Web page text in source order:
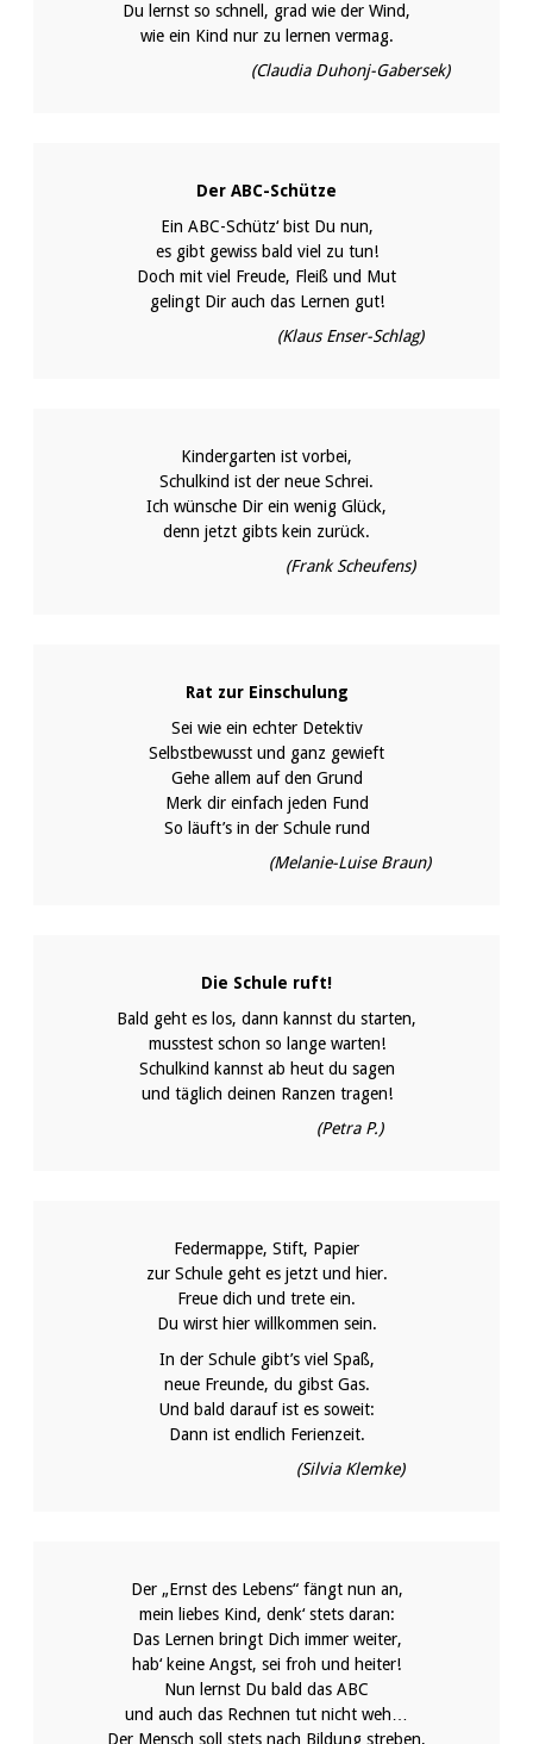
Du lernst so schnell, grad wie der Wind,
wie ein Kind nur zu lernen vermag.
(Claudia Duhonj-Gabersek)
Der ABC-Schütze
Ein ABC-Schütz‘ bist Du nun,
es gibt gewiss bald viel zu tun!
Doch mit viel Freude, Fleiß und Mut
gelingt Dir auch das Lernen gut!
(Klaus Enser-Schlag)
Kindergarten ist vorbei,
Schulkind ist der neue Schrei.
Ich wünsche Dir ein wenig Glück,
denn jetzt gibts kein zurück.
(Frank Scheufens)
Rat zur Einschulung
Sei wie ein echter Detektiv
Selbstbewusst und ganz gewieft
Gehe allem auf den Grund
Merk dir einfach jeden Fund
So läuft’s in der Schule rund
(Melanie-Luise Braun)
Die Schule ruft!
Bald geht es los, dann kannst du starten,
musstest schon so lange warten!
Schulkind kannst ab heut du sagen
und täglich deinen Ranzen tragen!
(Petra P.)
Federmappe, Stift, Papier
zur Schule geht es jetzt und hier.
Freue dich und trete ein.
Du wirst hier willkommen sein.
In der Schule gibt’s viel Spaß,
neue Freunde, du gibst Gas.
Und bald darauf ist es soweit:
Dann ist endlich Ferienzeit.
(Silvia Klemke)
Der „Ernst des Lebens“ fängt nun an,
mein liebes Kind, denk‘ stets daran:
Das Lernen bringt Dich immer weiter,
hab‘ keine Angst, sei froh und heiter!
Nun lernst Du bald das ABC
und auch das Rechnen tut nicht weh…
Der Mensch soll stets nach Bildung streben,